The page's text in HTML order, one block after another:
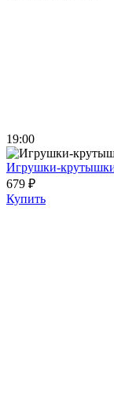
19:00
Игрушки-
679 ₽
Купить